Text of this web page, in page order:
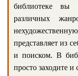
библиотеке вы
различных
представляет из
и поиском. В
просто заходите и